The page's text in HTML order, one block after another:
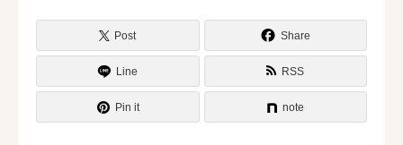
Post Share
Line RSS
Pin it note